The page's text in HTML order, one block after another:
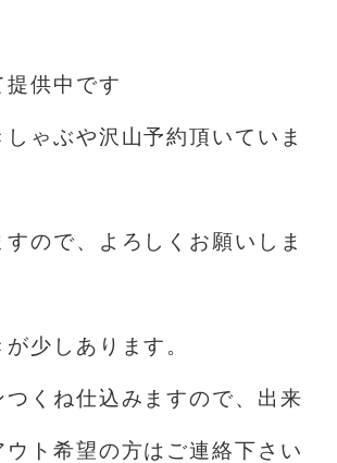
供中です
ゃぶや沢山予約頂いていま
ので、よろしくお願いしま
少しあります。
つくね仕込みますので、出来
ウト希望の方はご連絡下さい